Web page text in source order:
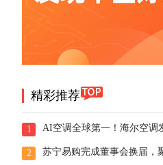
精彩推荐
1 AI空调全球第一！海尔空调
2 苏宁易购完成董事会换届，